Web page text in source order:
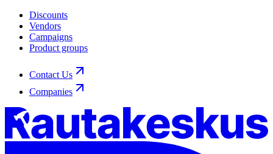
Discounts
Vendors
Campaigns
Product groups
Contact Us
Companies